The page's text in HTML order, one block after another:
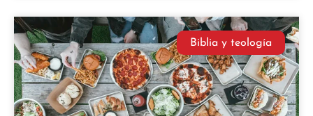
Biblia y teología